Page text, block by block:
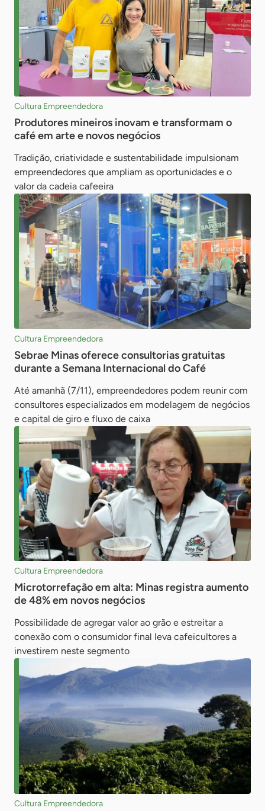
Cultura Empreendedora
Produtores mineiros inovam e transformam o
café em arte e novos negócios
Tradição, criatividade e sustentabilidade impulsionam
empreendedores que ampliam as oportunidades e o
valor da cadeia cafeeira
Cultura Empreendedora
Sebrae Minas oferece consultorias gratuitas
durante a Semana Internacional do Café
Até amanhã (7/11), empreendedores podem reunir com
consultores especializados em modelagem de negócios
e capital de giro e fluxo de caixa
Cultura Empreendedora
Microtorrefação em alta: Minas registra aumento
de 48% em novos negócios
Possibilidade de agregar valor ao grão e estreitar a
conexão com o consumidor final leva cafeicultores a
investirem neste segmento
Cultura Empreendedora